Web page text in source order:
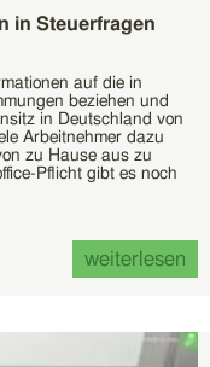
in Steuerfragen
auf die in
beziehen und
in Deutschland von
Arbeitnehmer dazu
zu Hause aus zu
Pflicht gibt es noch
weiterlesen